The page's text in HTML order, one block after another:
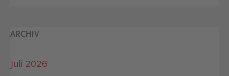
ARCHIV
Juli 2026